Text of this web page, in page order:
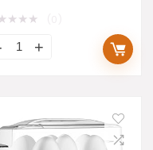
Kupfer
★★★